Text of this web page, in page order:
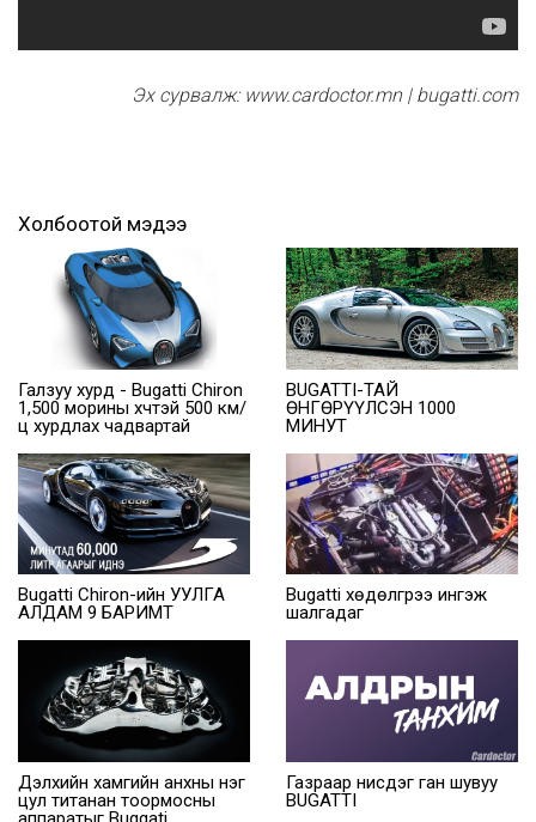
Эх сурвалж: www.cardoctor.mn | bugatti.com
Холбоотой мэдээ
Галзуу хурд - Bugatti Chiron
1,500 морины хүчтэй 500 км/
ц хурдлах чадвартай
BUGATTI-ТАЙ
ӨНГӨРҮҮЛСЭН 1000
МИНУТ
Bugatti Chiron-ийн УУЛГА
АЛДАМ 9 БАРИМТ
Bugatti хөдөлгүүрээ ингэж
шалгадаг
Дэлхийн хамгийн анхны нэг
цул титанан тоормосны
Газраар нисдэг ган шувуу
BUGATTI